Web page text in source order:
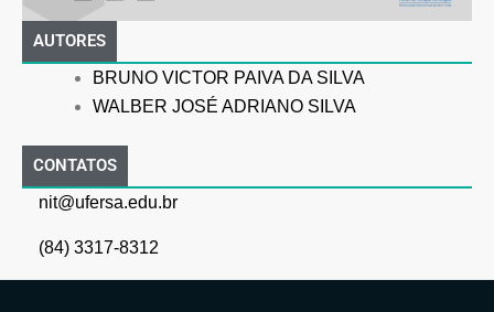
AUTORES
BRUNO VICTOR PAIVA DA SILVA
WALBER JOSÉ ADRIANO SILVA
CONTATOS
nit@ufersa.edu.br
(84) 3317-8312